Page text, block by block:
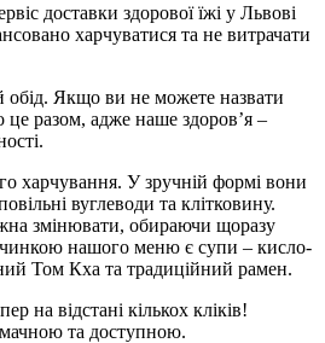
доставки здорової їжі у Львові
харчуватися та не витрачати
обід. Якщо ви не можете назвати
разом, адже наше здоров’я –
харчування. У зручній формі вони
вуглеводи та клітковину.
змінювати, обираючи щоразу
нашого меню є супи – кисло-
Том Кха та традиційний рамен.
на відстані кількох кліків!
та доступною.